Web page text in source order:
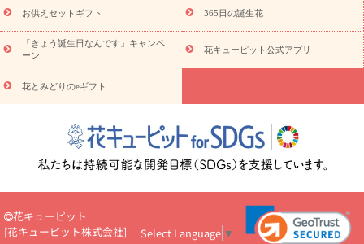
ド
お花の種類 トルコキキョウ
お祝い お祝い・3000円～ お祝い・4000円～
お祝い・
5000円～
お祝い・7000円～ お祝い・ 10000円～
お供え・お
悔やみ
円～
お供え・お悔やみ・
読み物
いのマナー
定年退職祝いのマナー
お祝いを贈るときのマナー・
花キューピットのお祝いコラム一覧
誕生日のお花を「色
彩心理学」で選ぶ方法
結婚祝いの予算相場
出産祝いお役立ち情
ール
新築引っ越し祝いコラム お祝い花のマナー総まとめ
職
場上司や先輩へ贈るお祝い花の正解は？
開店祝いの花 選び方ガイ
お供えセットギフト 365日の誕生花
「きょう誕生日なんです」キャンペ
ーン
花キューピット公式アプリ
花とみどりのeギフト
花キューピット
[花キューピット株式会社] Select Language ▼